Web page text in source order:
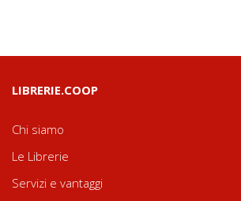
LIBRERIE.COOP
Chi siamo
Le Librerie
Servizi e vantaggi